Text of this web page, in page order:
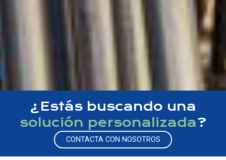
¿Estás buscando una
solución personalizada?
CONTACTA CON NOSOTROS